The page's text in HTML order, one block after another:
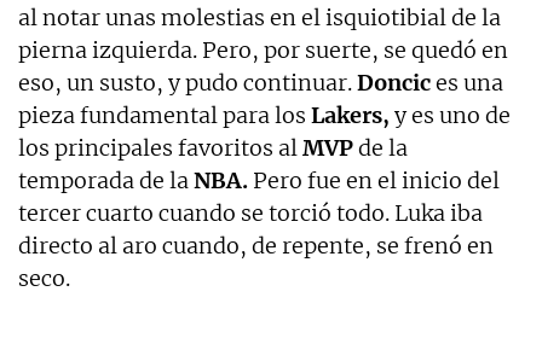
al notar unas molestias en el isquiotibial de la
pierna izquierda. Pero, por suerte, se quedó en
eso, un susto, y pudo continuar.Doncices una
pieza fundamental para los Lakers, y es uno de
los principales favoritos alMVPde la
temporada de laNBA. Pero fue en el inicio del
tercer cuarto cuando se torció todo. Luka iba
directo al aro cuando, de repente, se frenó en
seco.